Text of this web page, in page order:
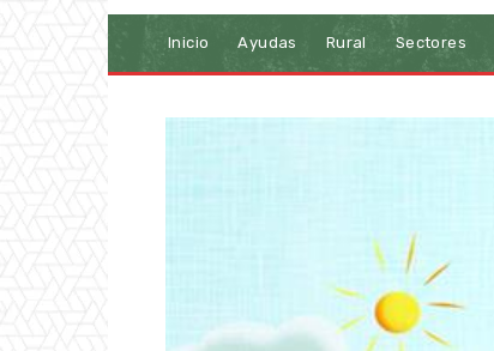
Inicio Ayudas Rural Sectores